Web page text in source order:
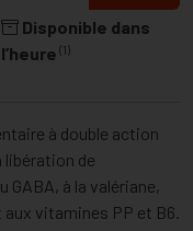
Disponible dans
l’heure (1)
à double action
libération de
à la valériane,
vitamines PP et B6.